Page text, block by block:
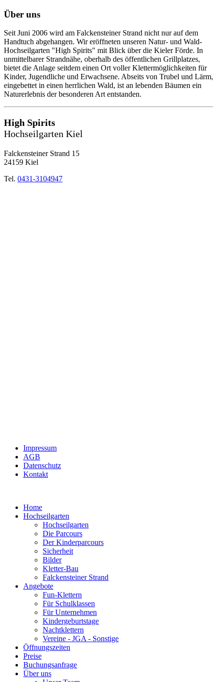
Über uns
Seit Juni 2006 wird am Falckensteiner Strand nicht nur auf dem
Handtuch abgehangen. Wir eröffneten unseren Natur- und Wald-
Hochseilgarten "High Spirits" mit Blick über die Kieler Förde. In
unmittelbarer Strandnähe, oberhalb des öffentlichen Grillplatzes,
bietet die Anlage seitdem einen Ort voller Klettermöglichkeiten für
Kinder, Jugendliche und Erwachsene. Abseits von Trubel und Lärm,
eingebettet in einen herrlichen Wald, ist an lebenden Bäumen ein
Naturerlebnis der besonderen Art entstanden.
High Spirits
Hochseilgarten Kiel
Falckensteiner Strand 15
24159 Kiel
Tel. 0431-3104947
Impressum
AGB
Datenschutz
Kontakt
Home
Hochseilgarten
Hochseilgarten
Die Parcours
Der Kinderparcours
Sicherheit
Bilder
Kletter-Bau
Falckensteiner Strand
Angebote
Fun-Klettern
Für Schulklassen
Für Unternehmen
Kindergeburtstage
Nachtklettern
Vereine - JGA - Sonstige
Öffnungszeiten
Preise
Buchungsanfrage
Über uns